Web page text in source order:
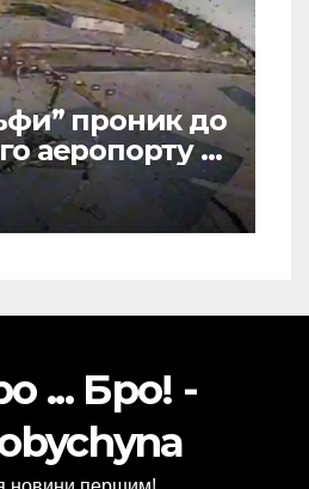
проник до
аеропорту та
ще до
... Бро! -